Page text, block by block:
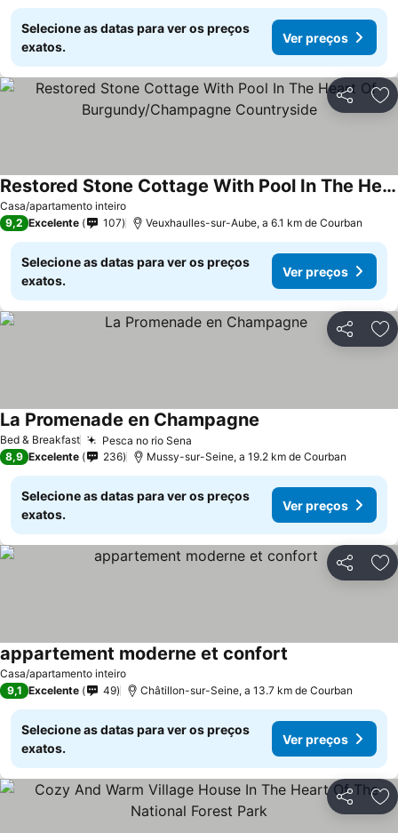
Selecione as datas para ver os preços
exatos.
Ver preços
Partilhar
Casa/apartamento inteiro
Restored Stone Cottage With Pool In The Heart Of Burgundy/Champagne Countryside
Ver preços
9,2 Excelente 107 Veuxhaulles-sur-Aube, a 6.1 km de Courban
Selecione as datas para ver os preços
exatos.
Ver preços
Partilhar
Bed & Breakfast Pesca no rio Sena
La Promenade en Champagne
8,9 Excelente 236 Mussy-sur-Seine, a 19.2 km de Courban
Selecione as datas para ver os preços
exatos.
Ver preços
Partilhar
Casa/apartamento inteiro
appartement moderne et confort
9,1 Excelente 49 Châtillon-sur-Seine, a 13.7 km de Courban
Selecione as datas para ver os preços
exatos.
Ver preços
Partilhar